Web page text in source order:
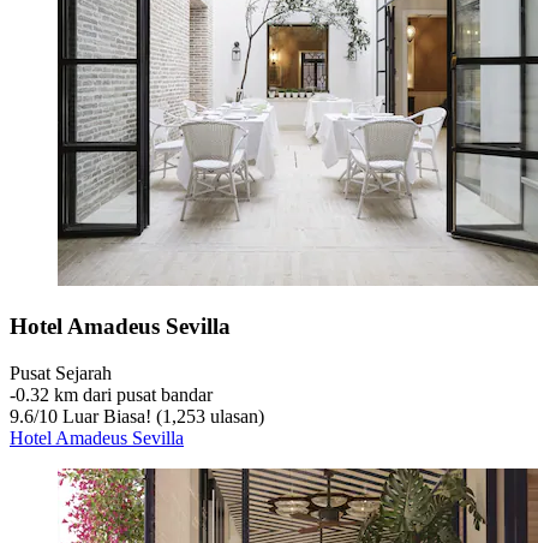
Hotel Amadeus Sevilla
Pusat Sejarah
‐0.32 km dari pusat bandar
9.6/10 Luar Biasa! (1,253 ulasan)
Hotel Amadeus Sevilla